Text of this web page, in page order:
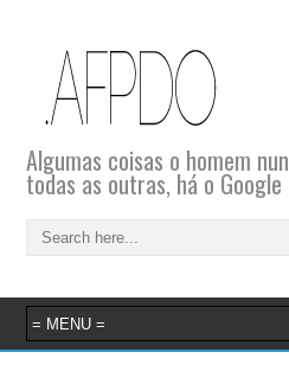
Algumas coisas o homem
todas as outras, há o Google